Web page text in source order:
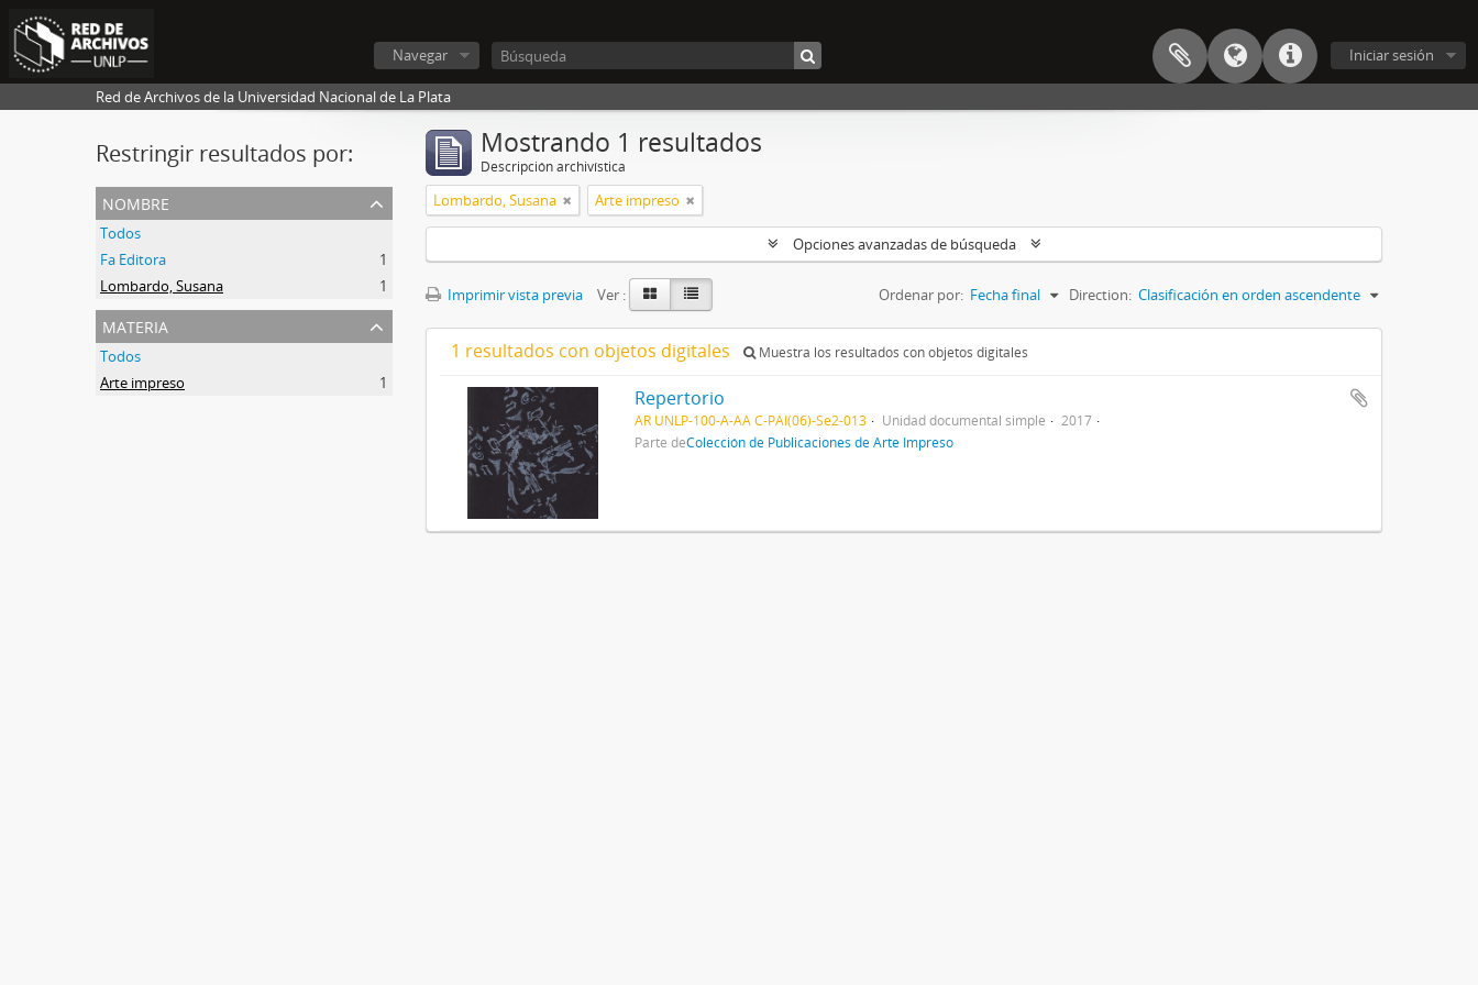
Iniciar sesión
Navegar
Red de Archivos de la Universidad Nacional de La Plata
Restringir resultados por:
nombre
Todos
Fa Editora
1
Lombardo, Susana
1
materia
Todos
Arte impreso
1
Mostrando 1 resultados
Descripción archivística
Lombardo, Susana Arte impreso
Opciones avanzadas de búsqueda
Imprimir vista previa Ver : Ordenar por: Fecha final Direction: Clasificación en orden ascendente
1 resultados con objetos digitales Muestra los resultados con objetos digitales
Repertorio
AR UNLP-100-A-AA C-PAI(06)-Se2-013 Unidad documental simple
2017
Parte deColección de Publicaciones de Arte Impreso